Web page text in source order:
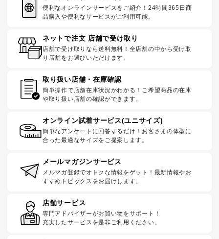
便利なオンラインサービスをご紹介！24時間365日商
品購入や便利なサービスがご利用可能。
ネットで注文 店舗で受け取り
店舗で受け取りなら送料無料！全店舗の中から受け取
り店舗をお選びいただけます。
取り扱い店舗・在庫確認
簡単操作で店舗在庫状況がわかる！ご希望商品の在庫
や取り扱い店舗の確認ができます。
オンライン試着サービス(ユニサイズ)
簡単なアンケートに回答するだけ！お客さまの体型に
合った最適なサイズをご提案します。
メールマガジンサービス
メルマガ登録でオトクな情報をゲット！最新情報やお
すすめトピックスをお届けします。
店舗サービス
専門アドバイザーがお買い物をサポート！
充実したサービスを是非ご利用ください。